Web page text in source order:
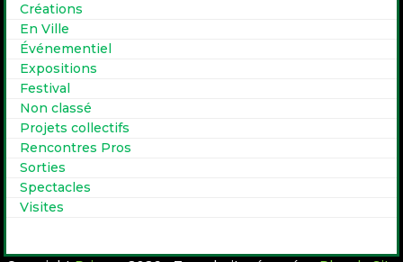
Créations
En Ville
Événementiel
Expositions
Festival
Non classé
Projets collectifs
Rencontres Pros
Sorties
Spectacles
Visites